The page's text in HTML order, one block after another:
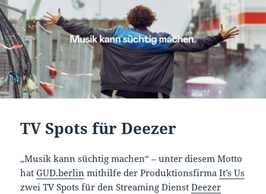
TV Spots für Deezer
„Musik kann süchtig machen“ – unter diesem Motto
hatGUD.berlin mithilfe der ProduktionsfirmaIt’s Us
zwei TV Spots für den Streaming DienstDeezer